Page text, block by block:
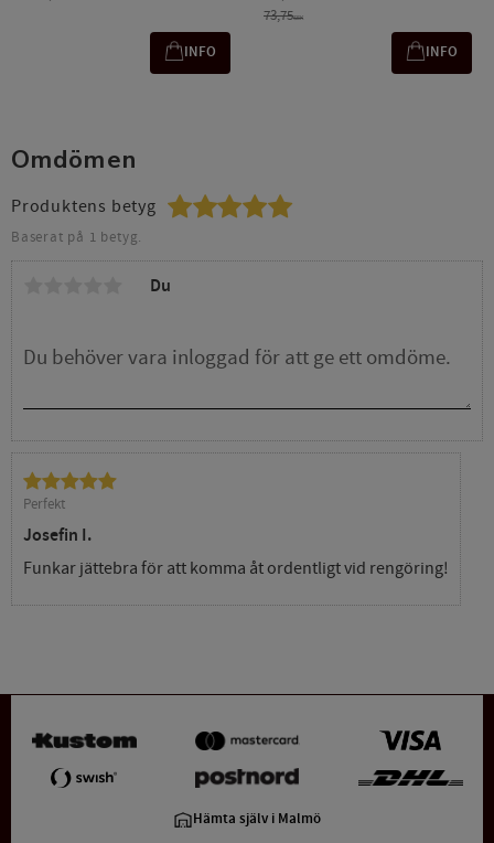
Omdömen
Produktens betyg
Baserat på 1 betyg.
Du
Perfekt
Josefin I.
Funkar jättebra för att komma åt ordentligt vid rengöring!
INFO
73,75SEK
INFO
Hämta själv i Malmö